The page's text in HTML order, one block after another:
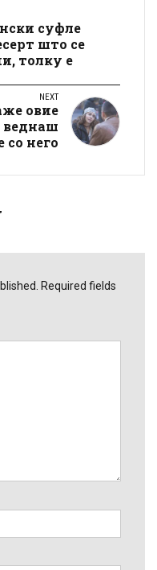
суфле
што се
толку е
NEXT
овие
веднаш
со него
Required fields